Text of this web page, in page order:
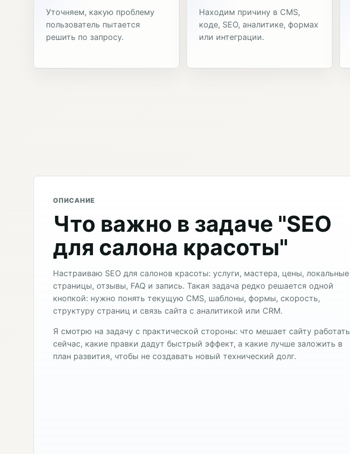
Уточняем, какую проблему
пользователь пытается
решить по запросу.
Находим причину в CMS,
коде, SEO, аналитике, формах
или интеграции.
ОПИСАНИЕ
Что важно в задаче "SEO
для салона красоты"
Настраиваю SEO для салонов красоты: услуги, мастера, цены, локальные
страницы, отзывы, FAQ и запись. Такая задача редко решается одной
кнопкой: нужно понять текущую CMS, шаблоны, формы, скорость,
структуру страниц и связь сайта с аналитикой или CRM.
Я смотрю на задачу с практической стороны: что мешает сайту работать
сейчас, какие правки дадут быстрый эффект, а какие лучше заложить в
план развития, чтобы не создавать новый технический долг.